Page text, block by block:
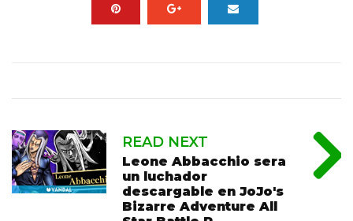
READ NEXT
Leone Abbacchio sera
un luchador
descargable en JoJo's
Bizarre Adventure All